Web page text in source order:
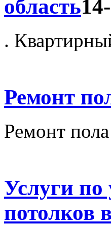
область
.
Ремонт
Ремонт
Услуги по
потолков